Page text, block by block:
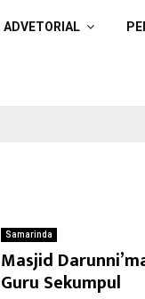
ADVETORIAL
Samarinda
Masjid
Guru Sekumpul